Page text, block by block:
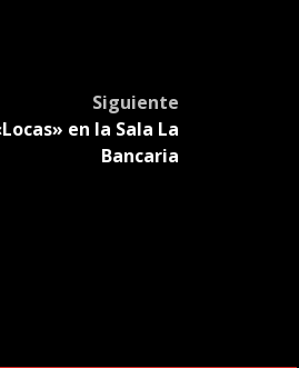
Siguiente
en la Sala La
Bancaria